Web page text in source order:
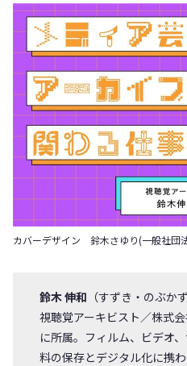
カバーデザイン 鈴木さゆり(一般社団
鈴木 伸和 （すずき・のぶかず
視聴覚アーキビスト／株式
に所属。フィルム、ビデオ
料の保存とデジタル化に携